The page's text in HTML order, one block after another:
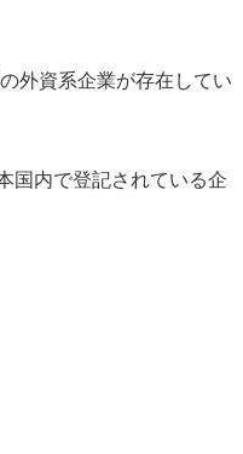
外資系企業が存在してい
国内で登記されている企